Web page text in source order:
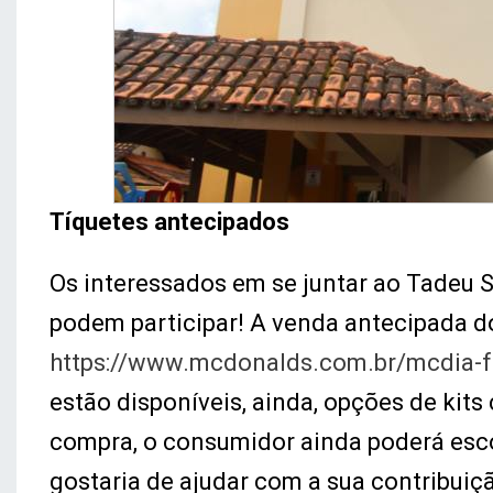
Tíquetes antecipados
Os interessados em se juntar ao Tadeu
podem participar! A venda antecipada
https://www.mcdonalds.com.br/
estão disponíveis, ainda, opções de
compra, o consumidor ainda poderá
gostaria de ajudar com a sua